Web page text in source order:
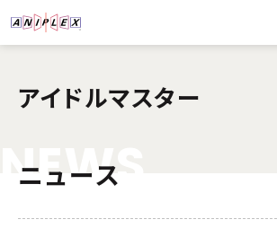
アイドルマスター
NEWS
ニュース